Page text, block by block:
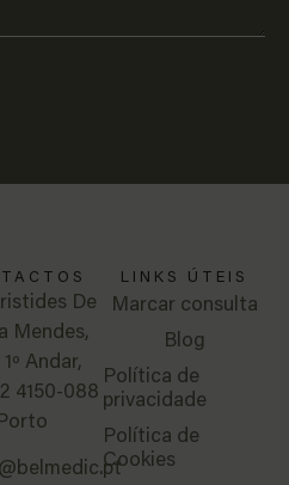
De
Mendes,
Andar,
4150-088
LINKS ÚTEIS
Marcar consulta
Blog
Política de
privacidade
Política de
Cookies